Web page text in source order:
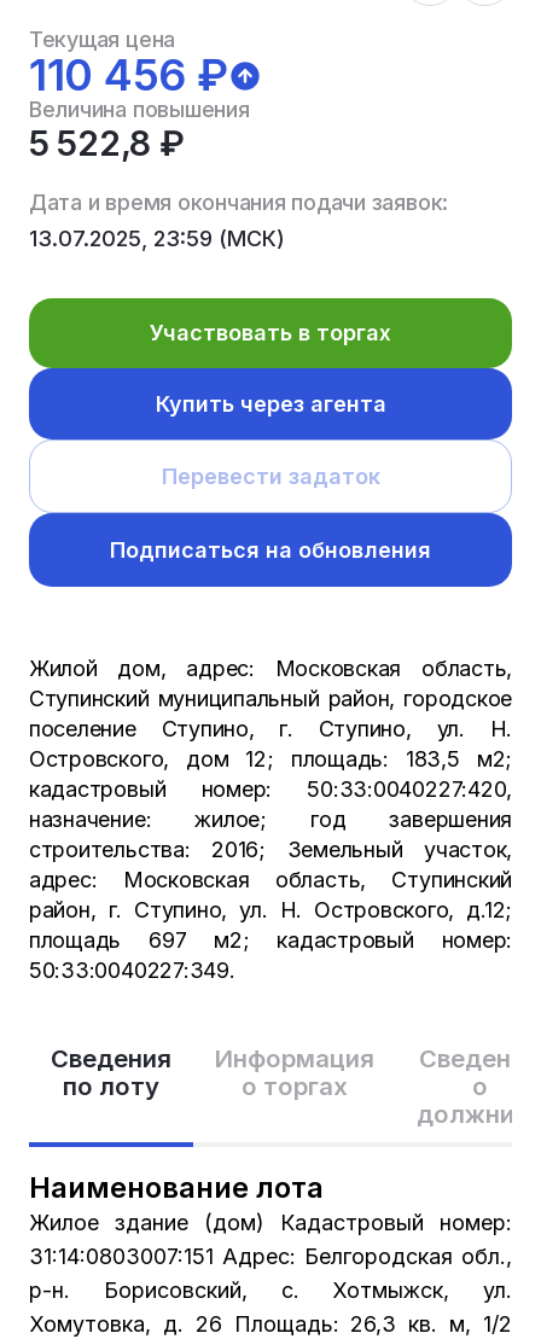
Сведения
по лоту
Информация
о торгах
Сведения
о
Наименование лота
Жилое здание (дом) Кадастровый номер:
31:14:0803007:151 Адрес: Белгородская обл.,
р-н. Борисовский, с. Хотмыжск, ул.
Хомутовка, д. 26 Площадь: 26,3 кв. м, 1/2
Текущая цена
110 456 ₽
Величина повышения
5 522,8 ₽
Дата и время окончания подачи заявок:
13.07.2025, 23:59 (МСК)
Участвовать в торгах
Купить через агента
Перевести задаток
Подписаться на обновления
Жилой дом, адрес: Московская область,
Ступинский муниципальный район, городское
поселение Ступино, г. Ступино, ул. Н.
Островского, дом 12; площадь: 183,5 м2;
кадастровый номер: 50:33:0040227:420,
назначение: жилое; год завершения
строительства: 2016; Земельный участок,
адрес: Московская область, Ступинский
район, г. Ступино, ул. Н. Островского, д.12;
площадь 697 м2; кадастровый номер:
50:33:0040227:349.